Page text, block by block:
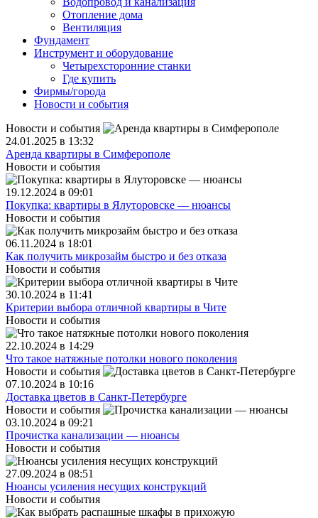
Отопление дома
Вентиляция
Фундамент
Инструмент и оборудование
Четырехсторонние станки
Где купить
Фирмы/города
Новости и события
Новости и события
24.01.2025 в 13:32
Аренда квартиры в Симферополе
Новости и события
19.12.2024 в 09:01
Покупка: квартиры в Ялуторовске — нюансы
Новости и события
06.11.2024 в 18:01
Как получить микрозайм быстро и без отказа
Новости и события
30.10.2024 в 11:41
Критерии выбора отличной квартиры в Чите
Новости и события
22.10.2024 в 14:29
Что такое натяжные потолки нового поколения
Новости и события
07.10.2024 в 10:16
Доставка цветов в Санкт-Петербурге
Новости и события
03.10.2024 в 09:21
Прочистка канализации — нюансы
Новости и события
27.09.2024 в 08:51
Нюансы усиления несущих конструкций
Новости и события